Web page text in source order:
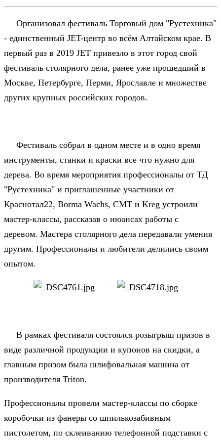
Организовал фестиваль Торговый дом "Рустехника"
- единственный JET-центр во всём Алтайском крае. В
первый раз в 2019 JET привезло в этот город свой
фестиваль столярного дела, ранее уже прошедший в
Москве, Петербурге, Перми, Ярославле и множестве
других крупных российских городов.
Фестиваль собрал в одном месте и в одно время
инструменты, станки и краски все что нужно для
дерева. Во время мероприятия профессионалы от ТД
"Рустехника" и приглашенные участники от
Краснотал22, Borma Wachs, CMT и Kreg устроили
мастер-классы, рассказав о нюансах работы с
деревом. Мастера столярного дела передавали умения
другим. Профессионалы и любители делились своим
опытом.
В рамках фестиваля состоялся розыгрыш призов в
виде различной продукции и купонов на скидки, а
главным призом была шлифовальная машина от
производителя Triton.
Профессионалы провели мастер-классы по сборке
коробочки из фанеры со шпилькозабивным
пистолетом, по склеиванию телефонной подставки с